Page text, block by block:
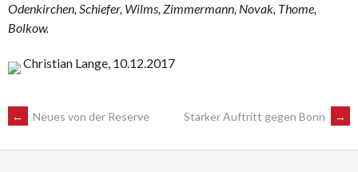
Odenkirchen, Schiefer, Wilms, Zimmermann, Novak, Thome,
Bolkow.
Christian Lange, 10.12.2017
POST
← Neues von der Reserve Starker Auftritt gegen Bonn →